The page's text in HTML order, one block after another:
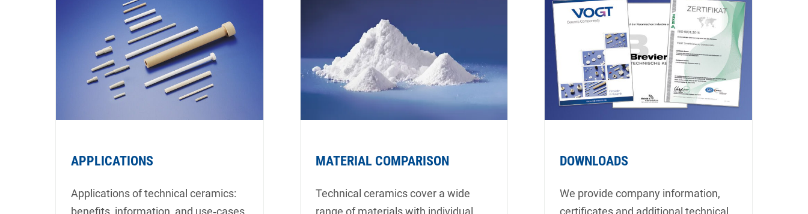
APPLICATIONS
Applications of technical ceramics:
benefits, information, and use‑cases
MATERIAL COMPARISON
Technical ceramics cover a wide
range of materials with individual
DOWNLOADS
We provide company information,
certificates and additional technical